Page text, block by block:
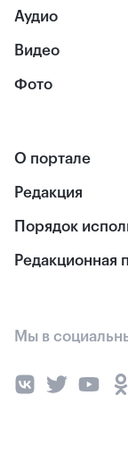
Аудио
Видео
Фото
О портале
Редакция
Порядок
Редакционная
Мы в